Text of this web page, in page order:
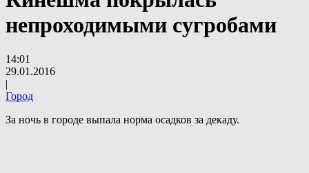
непроходимыми сугробами
14:01
29.01.2016
|
Город
За ночь в городе выпала норма осадков за декаду.